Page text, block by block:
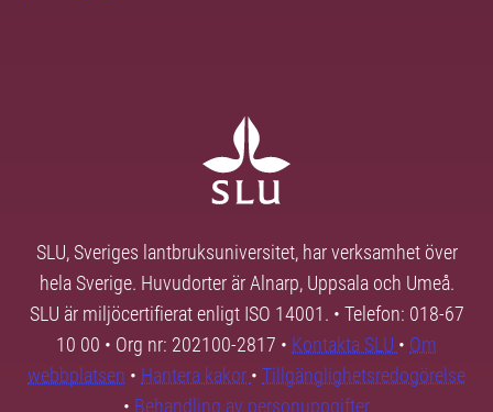
SLU, Sveriges lantbruksuniversitet, har verksamhet över
hela Sverige. Huvudorter är Alnarp, Uppsala och Umeå.
SLU är miljöcertifierat enligt ISO 14001. • Telefon: 018-67
10 00 • Org nr: 202100-2817 • Kontakta SLU • Om
webbplatsen • Hantera kakor • Tillgänglighetsredogörelse
• Behandling av personuppgifter